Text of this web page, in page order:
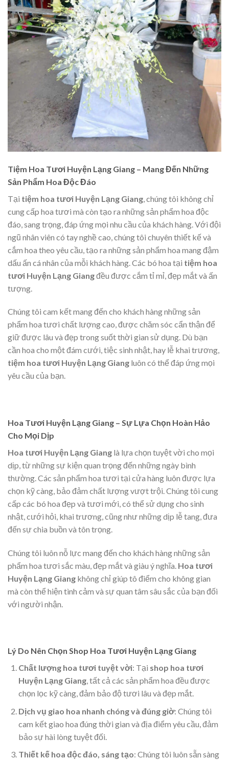
Tiệm Hoa Tươi Huyện Lạng Giang – Mang Đến Những
Sản Phẩm Hoa Độc Đáo
Tại tiệm hoa tươi Huyện Lạng Giang , chúng tôi không chỉ
cung cấp hoa tươi mà còn tạo ra những sản phẩm hoa độc
đáo, sang trọng, đáp ứng mọi nhu cầu của khách hàng. Với đội
ngũ nhân viên có tay nghề cao, chúng tôi chuyên thiết kế và
cắm hoa theo yêu cầu, tạo ra những sản phẩm hoa mang đậm
dấu ấn cá nhân của mỗi khách hàng. Các bó hoa tại tiệm hoa
tươi Huyện Lạng Giangđều được cắm tỉ mỉ, đẹp mắt và ấn
tượng.
Chúng tôi cam kết mang đến cho khách hàng những sản
phẩm hoa tươi chất lượng cao, được chăm sóc cẩn thận để
giữ được lâu và đẹp trong suốt thời gian sử dụng. Dù bạn
cần hoa cho một đám cưới, tiệc sinh nhật, hay lễ khai trương,
tiệm hoa tươi Huyện Lạng Giang luôn có thể đáp ứng mọi
yêu cầu của bạn.
Hoa Tươi Huyện Lạng Giang – Sự Lựa Chọn Hoàn Hảo
Cho Mọi Dịp
Hoa tươi Huyện Lạng Giang là lựa chọn tuyệt vời cho mọi
dịp, từ những sự kiện quan trọng đến những ngày bình
thường. Các sản phẩm hoa tươi tại cửa hàng luôn được lựa
chọn kỹ càng, bảo đảm chất lượng vượt trội. Chúng tôi cung
cấp các bó hoa đẹp và tươi mới, có thể sử dụng cho sinh
nhật, cưới hỏi, khai trương, cũng như những dịp lễ tang, đưa
đến sự chia buồn và tôn trọng.
Chúng tôi luôn nỗ lực mang đến cho khách hàng những sản
phẩm hoa tươi sắc màu, đẹp mắt và giàu ý nghĩa. Hoa tươi
Huyện Lạng Giang không chỉ giúp tô điểm cho không gian
mà còn thể hiện tình cảm và sự quan tâm sâu sắc của bạn đối
với người nhận.
Lý Do Nên Chọn Shop Hoa Tươi Huyện Lạng Giang
Chất lượng hoa tươi tuyệt vời: Tại shop hoa tươi
Huyện Lạng Giang, tất cả các sản phẩm hoa đều được
chọn lọc kỹ càng, đảm bảo độ tươi lâu và đẹp mắt.
Dịch vụ giao hoa nhanh chóng và đúng giờ: Chúng tôi
cam kết giao hoa đúng thời gian và địa điểm yêu cầu, đảm
bảo sự hài lòng tuyệt đối.
Thiết kế hoa độc đáo, sáng tạo: Chúng tôi luôn sẵn sàng